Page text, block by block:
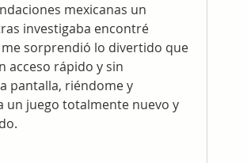
mexicanas un
sorprendió lo divertido que
acceso rápido y sin
pantalla, riéndome y
un juego totalmente nuevo y